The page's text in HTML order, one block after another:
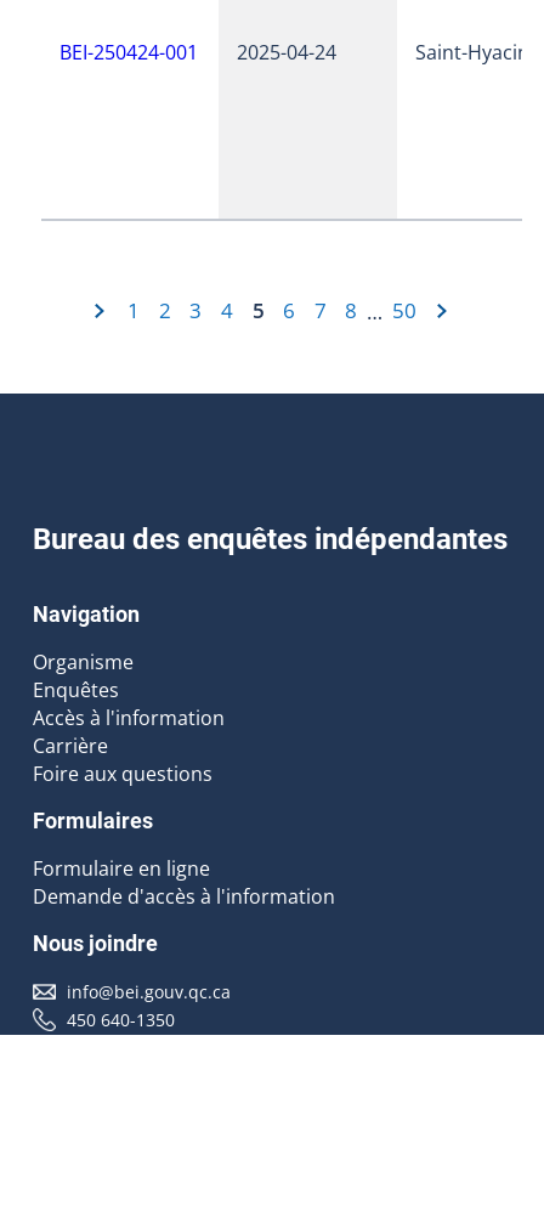
BEI-250424-001 2025-04-24 Saint-
1 2 3 4 5 6 7 8 … 50
Bureau des enquêtes indépendantes
Navigation
Organisme
Enquêtes
Accès à l'information
Carrière
Foire aux questions
Formulaires
Formulaire en ligne
Demande d'accès à l'information
Nous joindre
info@bei.gouv.qc.ca
450 640-1350